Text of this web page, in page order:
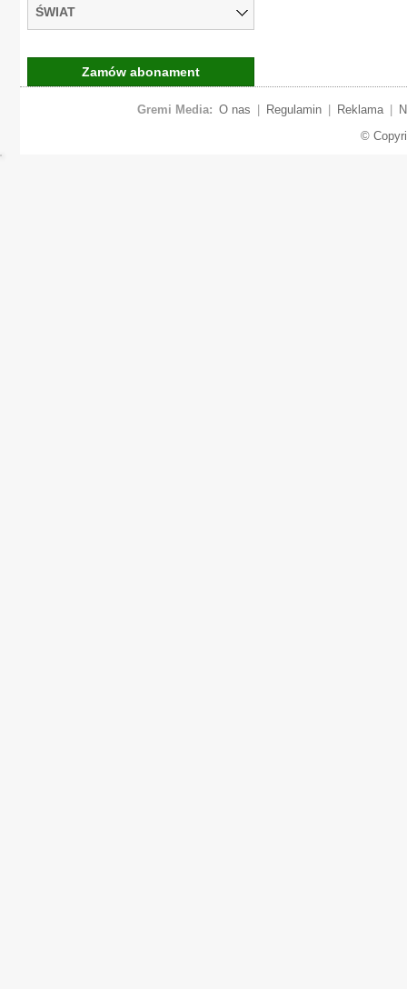
ŚWIAT
Zamów abonament
Gremi Media: O nas Regulamin Reklama
©